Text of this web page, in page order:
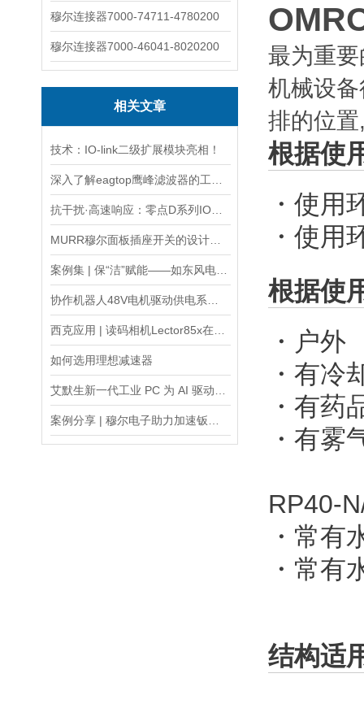
穆尔连接器7000-74711-4780200
穆尔连接器7000-46041-8020200
相关文章
技术：IO-link二级扩展模块亮相！
如何选用理想减速器
最为重
机械设
排的位
根据使
・使用
・使用
根据使
・户
・有
・有
・有
RP40-
・常
・常
结构适